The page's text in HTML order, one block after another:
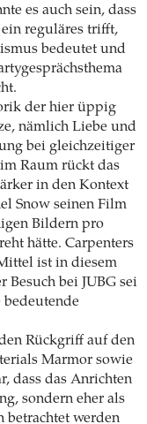
es auch sein, dass
ein reguläres trifft,
bedeutet und
der hier üppig
nämlich Liebe und
bei gleichzeitiger
Raum rückt das
in den Kontext
Snow seinen Film
Bildern pro
hätte. Carpenters
ist in diesem
bei JUBG sei
bedeutende
Rückgriff auf den
Marmor sowie
dass das Anrichten
sondern eher als
betrachtet werden